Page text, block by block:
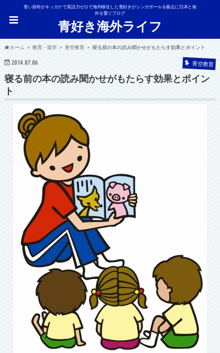
青い財布がキッカケで英語力ゼロで海外移住した青好きがシンガポールを拠点に日本と海
外を繋ぐブログ
青好き海外ライフ
ホーム 教育・留学 青空教育 寝る前の本の読み聞かせがもたらす効果とポイント
2014.07.06 青空教育
寝る前の本の読み聞かせがもたらす効果とポイン
ト